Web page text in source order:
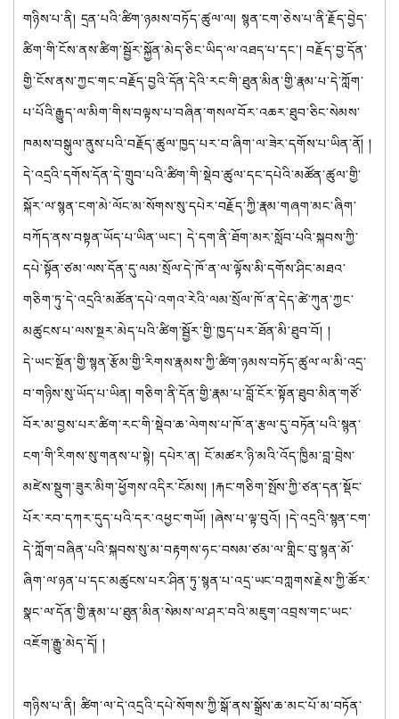
གཉིས་པ་ནི། དྲན་པའི་ཚིག་ཉམས་བཏོད་ཚུལ་ལ། སྙན་ངག་ཅེས་པ་ནི་རྗོད་བྱེད་
ཚིག་གི་ངོས་ནས་ཚིག་སྦྱོར་སྐྱོན་མེད་ཅིང་ཡིད་ལ་འཐད་པ་དང་། བརྗོད་བྱ་དོན་
གྱི་ངོས་ནས་ཀྱང་གང་བརྗོད་བྱའི་དོན་དེའི་རང་གི་ཐུན་མིན་གྱི་རྣམ་པ་དེ་ཀློག་
པ་པོའི་རྒྱུད་ལ་མིག་གིས་བལྟས་པ་བཞིན་གསལ་བོར་འཆར་ཐུབ་ཅིང་སེམས་
ཁམས་བསྒུལ་ནུས་པའི་བརྗོད་ཚུལ་ཁྱད་པར་བ་ཞིག་ལ་ཟེར་དགོས་པ་ཡིན་ནོ། །
དེ་འདྲའི་དགོས་དོན་དེ་གྲུབ་པའི་ཚིག་གི་སྡེབ་ཚུལ་དང་དཔེའི་མཚོན་ཚུལ་གྱི་
སྐོར་ལ་སྙན་ངག་མེ་ལོང་མ་སོགས་སུ་དཔེར་བརྗོད་ཀྱི་རྣམ་གཞག་མང་ཞིག་
བཀོད་ནས་བསྟན་ཡོད་པ་ཡིན་ཡང་། དེ་དག་ནི་ཐོག་མར་སློབ་པའི་སྐབས་ཀྱི་
དཔེ་སྟོན་ཙམ་ལས་དོན་དུ་ལམ་སྲོལ་དེ་ཁོ་ན་ལ་ལྟོས་མི་དགོས་ཤིང་མཐའ་
གཅིག་ཏུ་དེ་འདྲའི་མཚོན་དཔེ་འགའ་རེའི་ལམ་སྲོལ་ཁོ་ན་དེད་ཚེ་ཀུན་ཀྱང་
མཚུངས་པ་ལས་སྔར་མེད་པའི་ཚིག་སྦྱོར་གྱི་ཁྱད་པར་ཐོན་མི་ཐུབ་བོ། །
དེ་ཡང་སྔོན་གྱི་སྙན་རྩོམ་གྱི་རིགས་རྣམས་ཀྱི་ཚིག་ཉམས་བཏོད་ཚུལ་ལ་མི་འདྲ་
བ་གཉིས་སུ་ཡོད་པ་ཡིན། གཅིག་ནི་དོན་གྱི་རྣམ་པ་བློ་ངོར་སྟོན་ཐུབ་མིན་གཙོ་
བོར་མ་བྱས་པར་ཚིག་རང་གི་སྡེབ་ཆ་ལེགས་པ་ཁོ་ན་རྩལ་དུ་བཏོན་པའི་སྙན་
ངག་གི་རིགས་སུ་གནས་པ་སྟེ། དཔེར་ན། ངོ་མཚར་ཉི་མའི་འོད་ཁྱིམ་བླ་བྲེས་
མཛེས་སྡུག་ཟུར་མིག་ཕྱོགས་འདིར་ངོམས། །རྐང་གཅིག་སྤོས་ཀྱི་ཙན་དན་སྡོང་
པོར་རབ་དཀར་དུད་པའི་དར་འཕྱང་གཡོ། །ཞེས་པ་ལྟ་བུའོ། །དེ་འདྲའི་སྙན་ངག་
དེ་ཀློག་བཞིན་པའི་སྐབས་སུ་མ་བརྟགས་ཧང་བསམ་ཙམ་ལ་གླིང་བུ་སྙན་མོ་
ཞིག་ལ་ཉན་པ་དང་མཚུངས་པར་ཤིན་ཏུ་སྙན་པ་འདྲ་ཡང་བཀླགས་རྗེས་ཀྱི་ཚོར་
སྣང་ལ་དོན་གྱི་རྣམ་པ་ཐུན་མིན་སེམས་ལ་ཤར་བའི་མཇུག་འབྲས་གང་ཡང་
འཇོག་རྒྱུ་མེད་དོ། །
གཉིས་པ་ནི། ཚིག་ལ་དེ་འདྲའི་དཔེ་སོགས་ཀྱི་སྒོ་ནས་སྒྲོས་ཆ་མང་པོ་མ་བཏོན་